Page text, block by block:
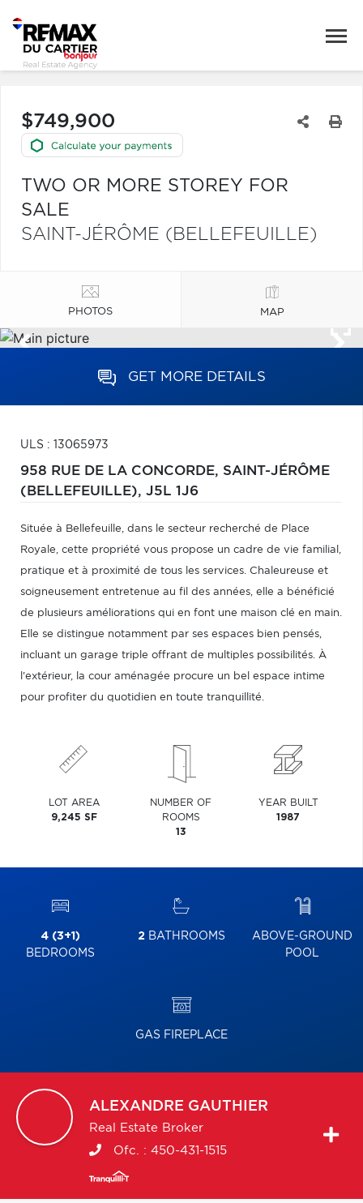
$749,900
TWO OR MORE STOREY FOR
SALE
SAINT-JÉRÔME (BELLEFEUILLE)
PHOTOS MAP
GET MORE DETAILS
ULS : 13065973
958 RUE DE LA CONCORDE, SAINT-JÉRÔME
(BELLEFEUILLE), J5L 1J6
Située à Bellefeuille, dans le secteur recherché de Place
Royale, cette propriété vous propose un cadre de vie familial,
pratique et à proximité de tous les services. Chaleureuse et
soigneusement entretenue au fil des années, elle a bénéficié
de plusieurs améliorations qui en font une maison clé en main.
Elle se distingue notamment par ses espaces bien pensés,
incluant un garage triple offrant de multiples possibilités. À
l'extérieur, la cour aménagée procure un bel espace intime
pour profiter du quotidien en toute tranquillité.
LOT AREA
9,245 SF
NUMBER OF
ROOMS
13
YEAR BUILT
1987
4 (3+1)
BEDROOMS
2BATHROOMS
ABOVE-GROUND
POOL
GAS FIREPLACE
ALEXANDRE GAUTHIER
Real Estate Broker
Ofc. : 450-431-1515